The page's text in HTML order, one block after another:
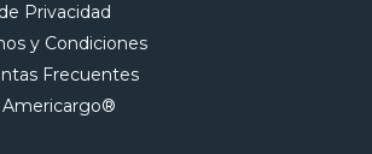
Privacidad
y Condiciones
Frecuentes
Americargo®